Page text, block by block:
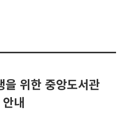
위한 중앙도서관
내